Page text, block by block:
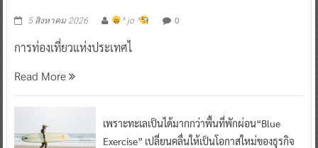
5 สิงหาคม 2026 ^ jo ^ 0
การท่องเที่ยวแห่งประเทศไ
Read More
เพราะทะเลเป็นได้มากกว่าพื้นที่พักผ่อน“Blue
Exercise” เปลี่ยนคลื่นให้เป็นโอกาสใหม่ของธุรกิจ